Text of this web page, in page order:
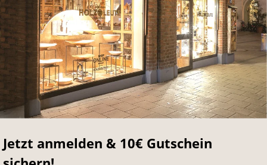
Jetzt anmelden & 10€ Gutschein